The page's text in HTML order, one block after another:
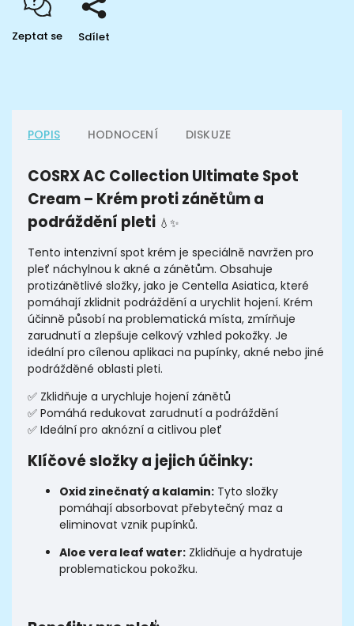
Zeptat se Sdílet
POPIS HODNOCENÍ DISKUZE
COSRX AC Collection Ultimate Spot
Cream – Krém proti zánětům a
podráždění pleti 💧✨
Tento intenzivní spot krém je speciálně navržen pro
pleť náchylnou k akné a zánětům. Obsahuje
protizánětlivé složky, jako je Centella Asiatica, které
pomáhají zklidnit podráždění a urychlit hojení. Krém
účinně působí na problematická místa, zmírňuje
zarudnutí a zlepšuje celkový vzhled pokožky. Je
ideální pro cílenou aplikaci na pupínky, akné nebo jiné
podrážděné oblasti pleti.
✅ Zklidňuje a urychluje hojení zánětů
✅ Pomáhá redukovat zarudnutí a podráždění
✅ Ideální pro aknózní a citlivou pleť
Klíčové složky a jejich účinky:
Oxid zinečnatý a kalamin: Tyto složky
pomáhají absorbovat přebytečný maz a
eliminovat vznik pupínků.
Aloe vera leaf water: Zklidňuje a hydratuje
problematickou pokožku.